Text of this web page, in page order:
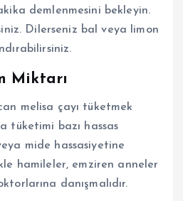
demlenmesini bekleyin.
Dilerseniz bal veya limon
Miktarı
melisa çayı tüketmek
tüketimi bazı hassas
mide hassasiyetine
hamileler, emziren anneler
danışmalıdır.